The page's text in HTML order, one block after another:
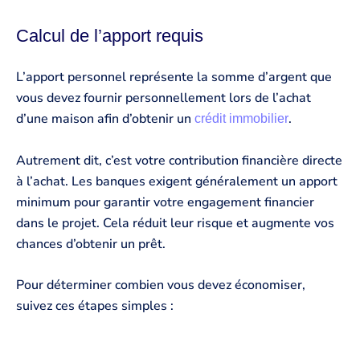
Calcul de l’apport requis
L’apport personnel représente la somme d’argent que
vous devez fournir personnellement lors de l’achat
d’une maison afin d’obtenir un crédit immobilier.
Autrement dit, c’est votre contribution financière directe
à l’achat. Les banques exigent généralement un apport
minimum pour garantir votre engagement financier
dans le projet. Cela réduit leur risque et augmente vos
chances d’obtenir un prêt.
Pour déterminer combien vous devez économiser,
suivez ces étapes simples :